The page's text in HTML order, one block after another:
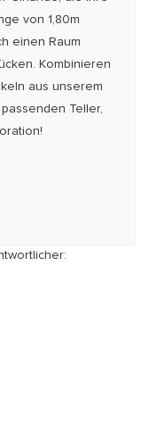
von 1,80m
einen Raum
Kombinieren
aus unserem
Teller,